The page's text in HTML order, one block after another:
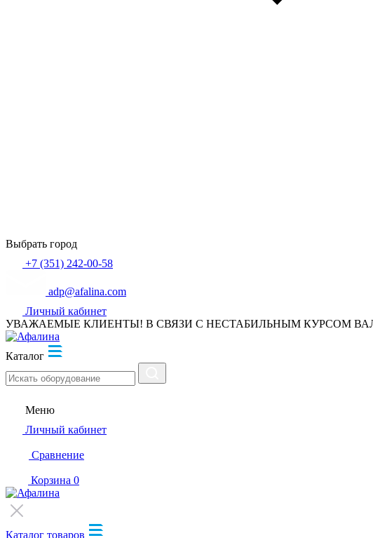
Выбрать город
+7 (351) 242-00-58
adp@afalina.com
Личный кабинет
УВАЖАЕМЫЕ КЛИЕНТЫ! В СВЯЗИ С НЕСТАБИЛЬНЫМ КУРСОМ
Каталог
Меню
Личный кабинет
Сравнение
Корзина 0
Каталог товаров